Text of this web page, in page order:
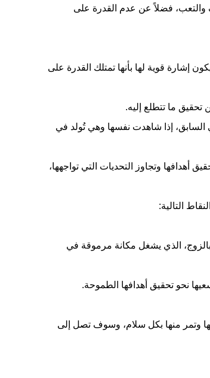
والتعب، فضلاً عن عدم القدرة على
إشارة قوية لها بأنها تمتلك القدرة على
ما تتطلع إليه.
إذا شاهدت نفسها وهي تُولد في
وتجاوز التحديات التي تواجهها،
التالية:
الذي يشغل مكانة مرموقة في
نحو تحقيق أهدافها الطموحة.
وتمر منها بكل سلام، وسوف تصل إلى